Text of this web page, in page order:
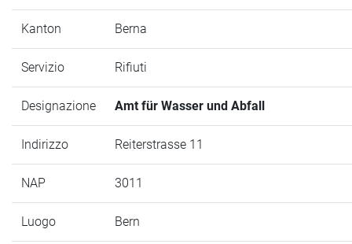
Kanton Berna
Servizio Rifiuti
Designazione Amt für Wasser und Abfall
Indirizzo Reiterstrasse 11
NAP 3011
Luogo Bern